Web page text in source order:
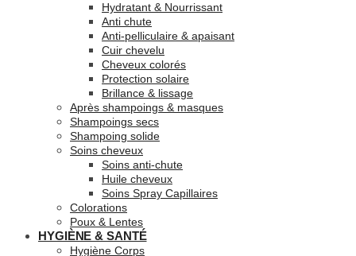
Hydratant & Nourrissant
Anti chute
Anti-pelliculaire & apaisant
Cuir chevelu
Cheveux colorés
Protection solaire
Brillance & lissage
Après shampoings & masques
Shampoings secs
Shampoing solide
Soins cheveux
Soins anti-chute
Huile cheveux
Soins Spray Capillaires
Colorations
Poux & Lentes
HYGIÈNE & SANTÉ
Hygiène Corps